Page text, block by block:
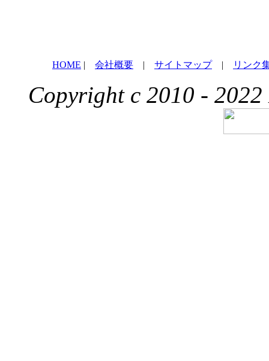
HOME | 会社概要 | サイトマップ| リンク
Copyright c 2010 - 2022